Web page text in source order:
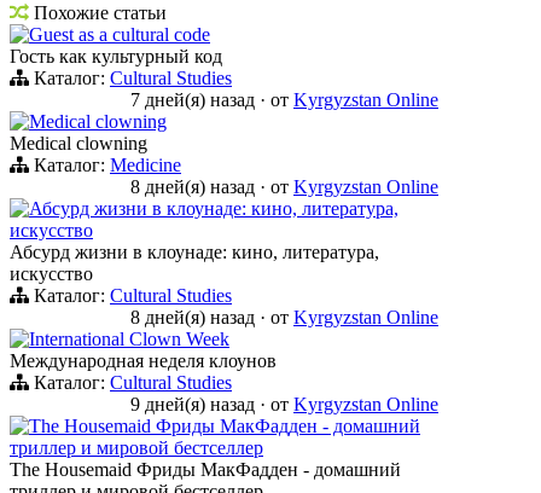
Похожие статьи
Guest as a cultural code
Гость как культурный код
Каталог: Cultural Studies
7 дней(я) назад · от Kyrgyzstan Online
Medical clowning
Medical clowning
Каталог: Medicine
8 дней(я) назад · от Kyrgyzstan Online
Абсурд жизни в клоунаде: кино, литература,
искусство
Абсурд жизни в клоунаде: кино, литература,
искусство
Каталог: Cultural Studies
8 дней(я) назад · от Kyrgyzstan Online
International Clown Week
Международная неделя клоунов
Каталог: Cultural Studies
9 дней(я) назад · от Kyrgyzstan Online
The Housemaid Фриды МакФадден - домашний
триллер и мировой бестселлер
The Housemaid Фриды МакФадден - домашний